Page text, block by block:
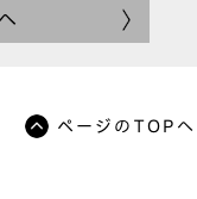
ページのTOPへ